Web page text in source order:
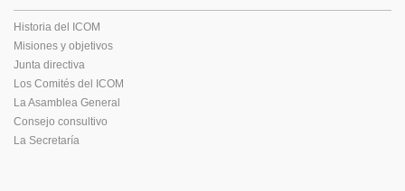
Historia del ICOM
Misiones y objetivos
Junta directiva
Los Comités del ICOM
La Asamblea General
Consejo consultivo
La Secretaría